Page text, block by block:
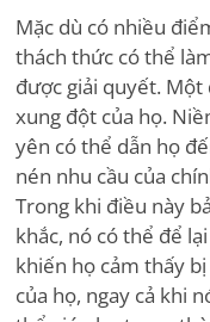
Mặc dù có nhiều
thách thức có thể
được giải quyết.
xung đột của họ.
yên có thể dẫn họ
nén nhu cầu của
Trong khi điều này
khắc, nó có thể để
khiến họ cảm thấy
của họ, ngay cả khi